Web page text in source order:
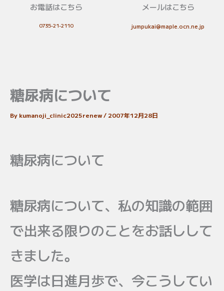
お電話はこちら
0735-21-2110
メールはこちら
jumpukai@maple.ocn.ne.jp
糖尿病について
By kumanoji_clinic2025renew/ 2007年12月28日
糖尿病について
糖尿病について、私の知識の範囲
で出来る限りのことをお話しして
きました。
医学は日進月歩で、今こうしてい